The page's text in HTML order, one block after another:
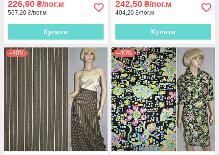
226,90 ₴/пог.м
567,20 ₴/пог.м
Купити
242,50 ₴/пог.м
404,20 ₴/пог.м
Купити
–40% –40%